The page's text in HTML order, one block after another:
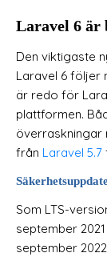
Laravel 6 är
Den viktigaste
Laravel 6 följer
är redo för
plattformen.
överraskningar
från Laravel 5.7
Som LTS-
september
september